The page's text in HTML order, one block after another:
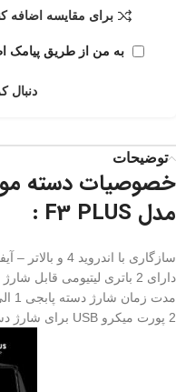
برای مقایسه اضافه
به من از طریق پیامک
دنبال
توضیحات
خصوصیات دسته
مدل F3 PLUS :
سازگاری با اندروید 4 و بالاتر – آیفون نسخه 7 و بالاتر
دارای 2 باتری لیتیومی قابل شارژ 110 میلی آمپر ساعتی
مدت زمان شارژ دسته پابجی 1 الی 1/5 ساعت می باشد
2 پورت میکرو USB برای شارژ دستگاه